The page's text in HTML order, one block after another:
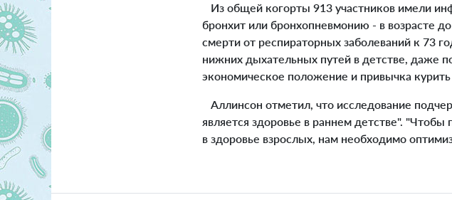
Из общей когорты 913 участников имели
бронхит или бронхопневмонию - в возрасте
смерти от респираторных заболеваний к 73
нижних дыхательных путей в детстве, даже
экономическое положение и привычка курить
Аллинсон отметил, что исследование
является здоровье в раннем детстве".
в здоровье взрослых, нам необходимо